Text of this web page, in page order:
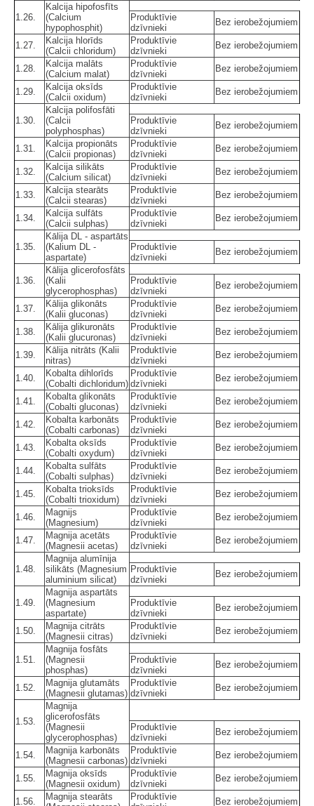
1.26.
Kalcija hipofosfīts
(Calcium
hypophosphit)
Produktīvie
dzīvnieki
Bez ierobežojumiem
1.27.
Kalcija hlorīds
(Calcii chloridum)
Produktīvie
dzīvnieki
Bez ierobežojumiem
1.28.
Kalcija malāts
(Calcium malat)
Produktīvie
dzīvnieki
Bez ierobežojumiem
1.29.
Kalcija oksīds
(Calcii oxidum)
Produktīvie
dzīvnieki
Bez ierobežojumiem
1.30.
Kalcija polifosfāti
(Calcii
polyphosphas)
Produktīvie
dzīvnieki
Bez ierobežojumiem
1.31.
Kalcija propionāts
(Calcii propionas)
Produktīvie
dzīvnieki
Bez ierobežojumiem
1.32.
Kalcija silikāts
(Calcium silicat)
Produktīvie
dzīvnieki
Bez ierobežojumiem
1.33.
Kalcija stearāts
(Calcii stearas)
Produktīvie
dzīvnieki
Bez ierobežojumiem
1.34.
Kalcija sulfāts
(Calcii sulphas)
Produktīvie
dzīvnieki
Bez ierobežojumiem
1.35.
Kālija DL - aspartāts
(Kalium DL -
aspartate)
Produktīvie
dzīvnieki
Bez ierobežojumiem
1.36.
Kālija glicerofosfāts
(Kalii
glycerophosphas)
Produktīvie
dzīvnieki
Bez ierobežojumiem
1.37.
Kālija glikonāts
(Kalii gluconas)
Produktīvie
dzīvnieki
Bez ierobežojumiem
1.38.
Kālija glikuronāts
(Kalii glucuronas)
Produktīvie
dzīvnieki
Bez ierobežojumiem
1.39.
Kālija nitrāts (Kalii
nitras)
Produktīvie
dzīvnieki
Bez ierobežojumiem
1.40.
Kobalta dihlorīds
(Cobalti dichloridum)
Produktīvie
dzīvnieki
Bez ierobežojumiem
1.41.
Kobalta glikonāts
(Cobalti gluconas)
Produktīvie
dzīvnieki
Bez ierobežojumiem
1.42.
Kobalta karbonāts
(Cobalti carbonas)
Produktīvie
dzīvnieki
Bez ierobežojumiem
1.43.
Kobalta oksīds
(Cobalti oxydum)
Produktīvie
dzīvnieki
Bez ierobežojumiem
1.44.
Kobalta sulfāts
(Cobalti sulphas)
Produktīvie
dzīvnieki
Bez ierobežojumiem
1.45.
Kobalta trioksīds
(Cobalti trioxidum)
Produktīvie
dzīvnieki
Bez ierobežojumiem
1.46.
Magnijs
(Magnesium)
Produktīvie
dzīvnieki
Bez ierobežojumiem
1.47.
Magnija acetāts
(Magnesii acetas)
Produktīvie
dzīvnieki
Bez ierobežojumiem
1.48.
Magnija alumīnija
silikāts (Magnesium
aluminium silicat)
Produktīvie
dzīvnieki
Bez ierobežojumiem
1.49.
Magnija aspartāts
(Magnesium
aspartate)
Produktīvie
dzīvnieki
Bez ierobežojumiem
1.50.
Magnija citrāts
(Magnesii citras)
Produktīvie
dzīvnieki
Bez ierobežojumiem
1.51.
Magnija fosfāts
(Magnesii
phosphas)
Produktīvie
dzīvnieki
Bez ierobežojumiem
1.52.
Magnija glutamāts
(Magnesii glutamas)
Produktīvie
dzīvnieki
Bez ierobežojumiem
1.53.
Magnija
glicerofosfāts
(Magnesii
glycerophosphas)
Produktīvie
dzīvnieki
Bez ierobežojumiem
1.54.
Magnija karbonāts
(Magnesii carbonas)
Produktīvie
dzīvnieki
Bez ierobežojumiem
1.55.
Magnija oksīds
(Magnesii oxidum)
Produktīvie
dzīvnieki
Bez ierobežojumiem
1.56.
Magnija stearāts
Produktīvie
Bez ierobežojumiem